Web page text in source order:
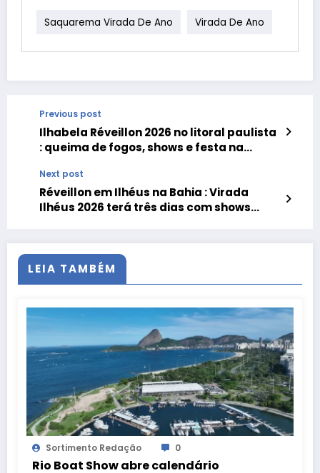
Saquarema Virada De Ano Virada De Ano
Previous post
Ilhabela Réveillon 2026 no litoral paulista
: queima de fogos, shows e festa na
Next post
Réveillon em Ilhéus na Bahia : Virada
Ilhéus 2026 terá três dias com shows
LEIA TAMBÉM
Sortimento Redação 0
Rio Boat Show abre calendário